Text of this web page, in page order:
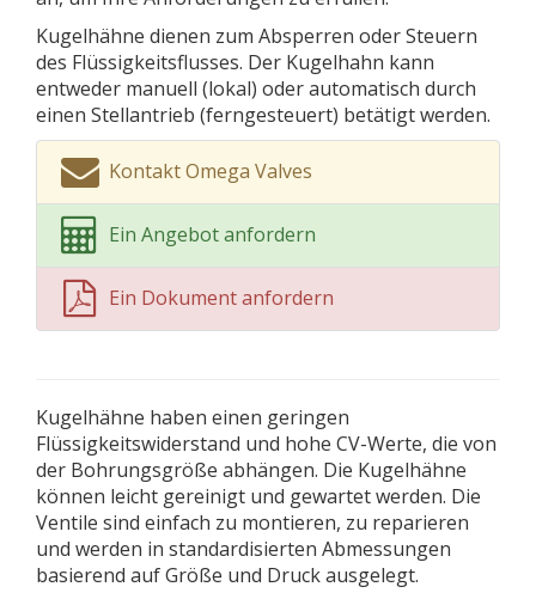
Kugelhähne dienen zum Absperren oder Steuern
des Flüssigkeitsflusses. Der Kugelhahn kann
entweder manuell (lokal) oder automatisch durch
einen Stellantrieb (ferngesteuert) betätigt werden.
Kontakt Omega Valves
Ein Angebot anfordern
Ein Dokument anfordern
Kugelhähne haben einen geringen
Flüssigkeitswiderstand und hohe CV-Werte, die von
der Bohrungsgröße abhängen. Die Kugelhähne
können leicht gereinigt und gewartet werden. Die
Ventile sind einfach zu montieren, zu reparieren
und werden in standardisierten Abmessungen
basierend auf Größe und Druck ausgelegt.